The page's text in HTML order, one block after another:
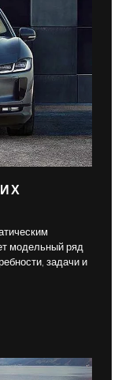
модельный ряд
задачи и